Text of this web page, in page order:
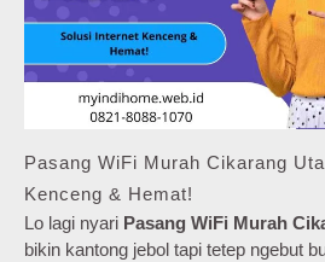
Pasang WiFi Murah Cikarang
Kenceng & Hemat!
Lo lagi nyari Pasang WiFi Murah
bikin kantong jebol tapi tetep ngebut